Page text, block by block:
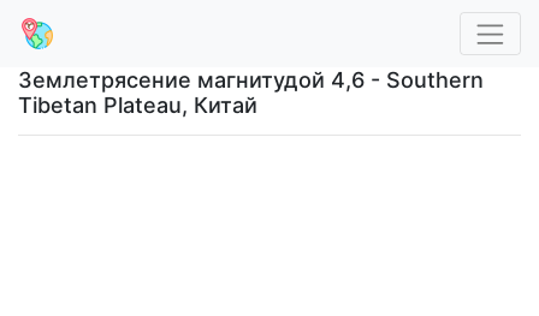
Землетрясение магнитудой 4,6 - Southern
Tibetan Plateau, Китай